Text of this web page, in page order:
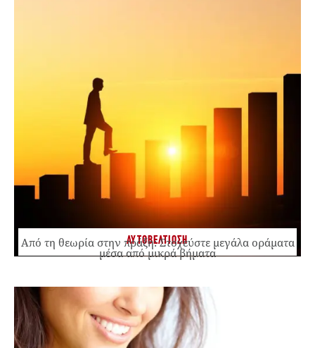
ΑΥΤΟΒΕΛΤΙΩΣΗ
Από τη θεωρία στην πράξη: Στοχεύστε μεγάλα οράματα
μέσα από μικρά βήματα